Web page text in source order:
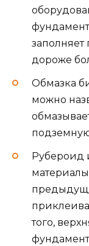
заполняет
дороже
Обмазка
можно
Рубероид
того,